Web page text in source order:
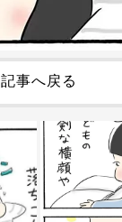
記事へ戻る